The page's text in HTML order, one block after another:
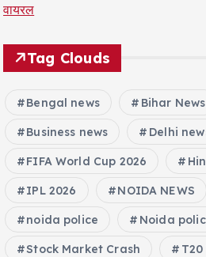
वायरल
Tag Clouds
Bengal news Bihar News
Business news Delhi
FIFA World Cup 2026
IPL 2026 NOIDA NEWS
noida police Noida
Stock Market Crash